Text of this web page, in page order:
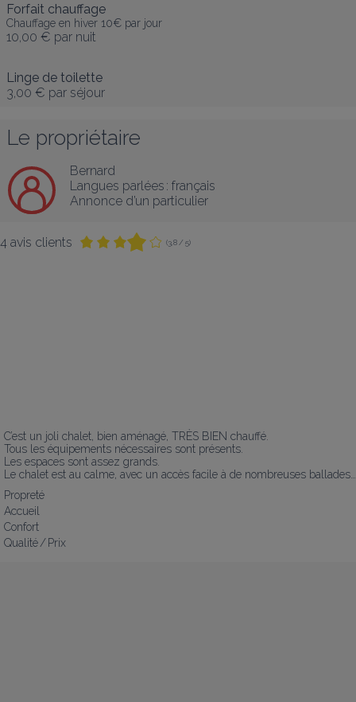
Forfait chauffage
Chauffage en hiver 10€ par jour
10,00 € par nuit
Linge de toilette
3,00 € par séjour
Le propriétaire
Bernard
Langues parlées : français
Annonce d’un particulier
4 avis clients (3,8 / 5)
C’est un joli chalet, bien aménagé, TRÈS BIEN chauffé.
Tous les équipements nécessaires sont présents.
Les espaces sont assez grands.
Le chalet est au calme, avec un accès facile à de nombreuses
Propreté
Accueil
Confort
Qualité / Prix